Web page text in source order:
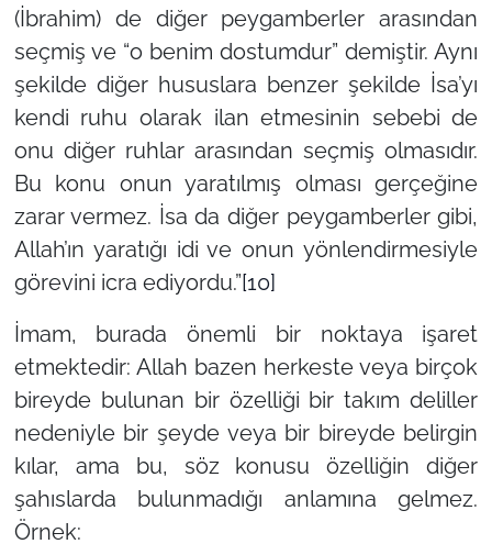
(İbrahim) de diğer peygamberler arasından
seçmiş ve “o benim dostumdur” demiştir. Aynı
şekilde diğer hususlara benzer şekilde İsa’yı
kendi ruhu olarak ilan etmesinin sebebi de
onu diğer ruhlar arasından seçmiş olmasıdır.
Bu konu onun yaratılmış olması gerçeğine
zarar vermez. İsa da diğer peygamberler gibi,
Allah’ın yaratığı idi ve onun yönlendirmesiyle
görevini icra ediyordu.”[10]
İmam, burada önemli bir noktaya işaret
etmektedir: Allah bazen herkeste veya birçok
bireyde bulunan bir özelliği bir takım deliller
nedeniyle bir şeyde veya bir bireyde belirgin
kılar, ama bu, söz konusu özelliğin diğer
şahıslarda bulunmadığı anlamına gelmez.
Örnek: